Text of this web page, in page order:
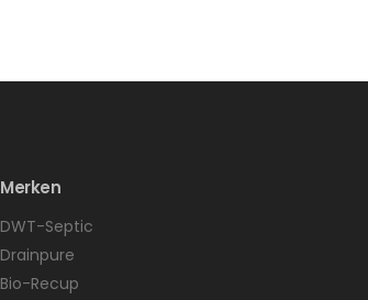
Merken
DWT-Septic
Drainpure
Bio-Recup